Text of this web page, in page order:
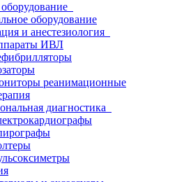
оборудование
и анестезиология
ИВЛ
реанимационные
диагностика